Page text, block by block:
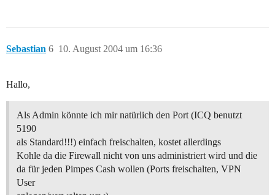
Sebastian 10. August 2004 um 16:36
6
Hallo,
Als Admin könnte ich mir natürlich den Port (ICQ benutzt
5190
als Standard!!!) einfach freischalten, kostet allerdings
Kohle da die Firewall nicht von uns administriert wird und die
da für jeden Pimpes Cash wollen (Ports freischalten, VPN
User